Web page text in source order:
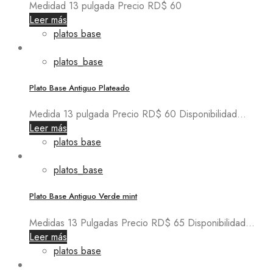
Medidad 13 pulgada Precio RD$ 60
Leer más
platos base
platos_base
Plato Base Antiguo Plateado
Medida 13 pulgada Precio RD$ 60 Disponibilidad...
Leer más
platos base
platos_base
Plato Base Antiguo Verde mint
Medidas 13 Pulgadas Precio RD$ 65 Disponibilidad...
Leer más
platos base